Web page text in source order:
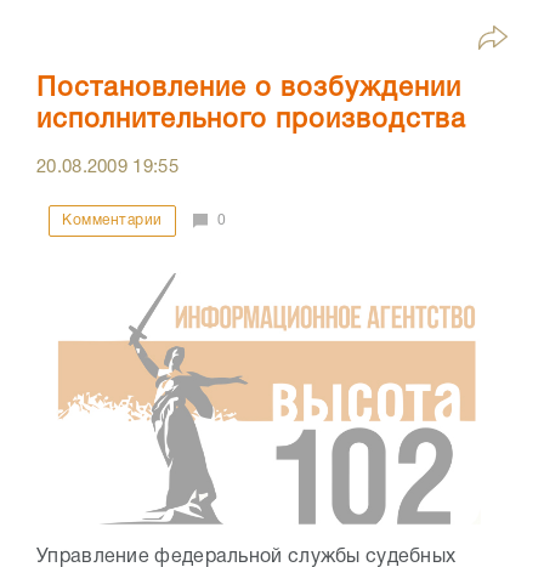
Постановление о возбуждении
исполнительного производства
20.08.2009 19:55
Комментарии 0
Управление федеральной службы судебных